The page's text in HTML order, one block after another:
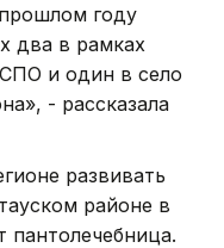
году
два в рамках
и один в село
- рассказала
развивать
районе в
пантолечебница.